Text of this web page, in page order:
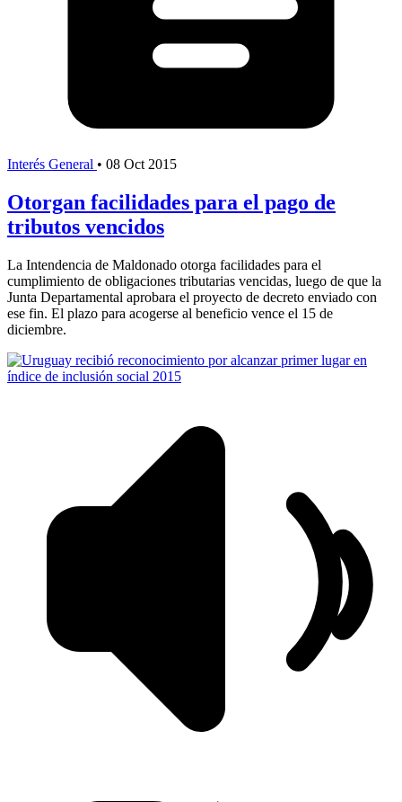
Interés General • 08 Oct 2015
Otorgan facilidades para el pago de
tributos vencidos
La Intendencia de Maldonado otorga facilidades para el
cumplimiento de obligaciones tributarias vencidas, luego de que la
Junta Departamental aprobara el proyecto de decreto enviado con
ese fin. El plazo para acogerse al beneficio vence el 15 de
diciembre.